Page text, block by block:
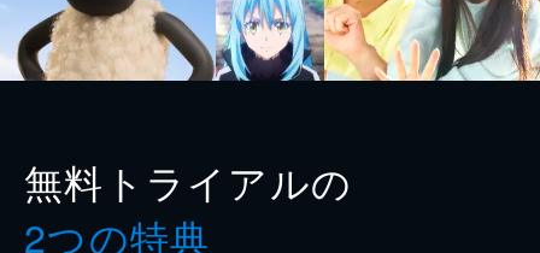
無料トライアルの
2つの特典